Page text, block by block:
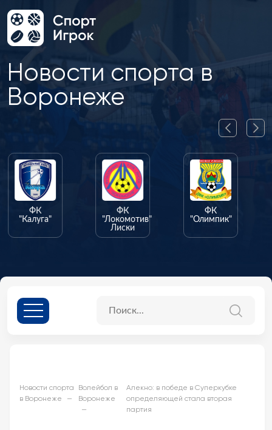
Новости спорта в
Воронеже
ФК
"Калуга"
ФК
"Локомотив"
Лиски
ФК
"Олимпик"
Новости спорта
в Воронеже
Волейбол в
Воронеже
Алекно: в победе в Суперкубке
определяющей стала вторая
партия